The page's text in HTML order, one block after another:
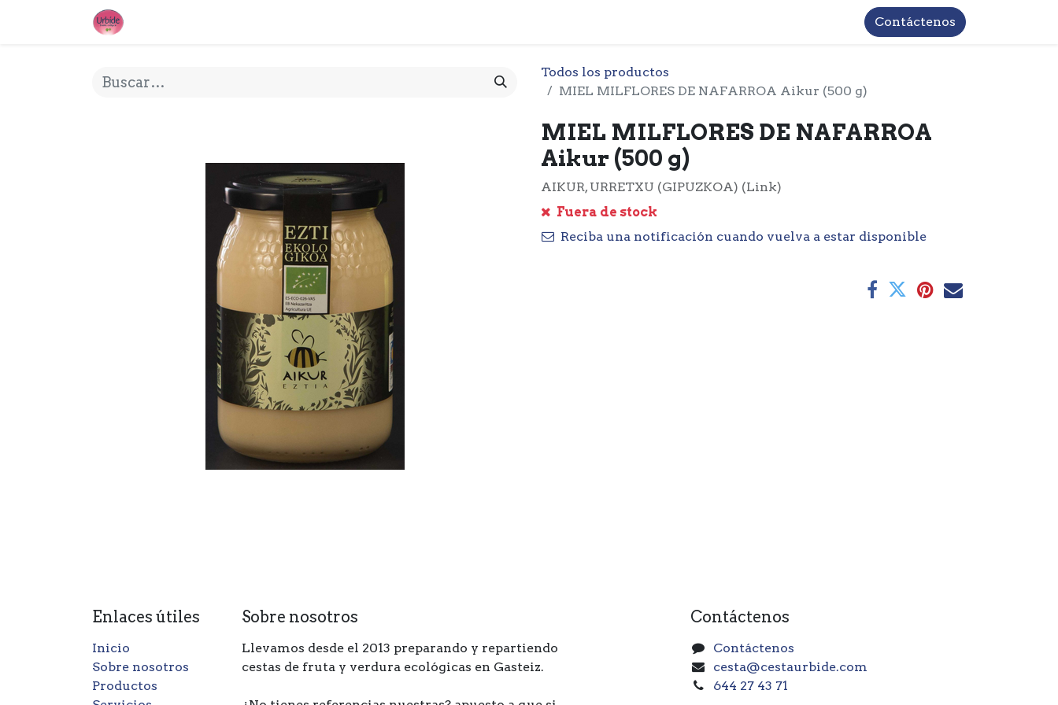
INFORMACIÓN BASICA LOPD
Contáctenos
Todos los productos
MIEL MILFLORES DE NAFARROA Aikur (500 g)
MIEL MILFLORES DE NAFARROA
Aikur (500 g)
AIKUR, URRETXU (GIPUZKOA) (Link)
Fuera de stock
Reciba una notificación cuando vuelva a estar disponible
Enlaces útiles
Inicio
Sobre nosotros
Productos
Sobre nosotros
Llevamos desde el 2013 preparando y repartiendo
cestas de fruta y verdura ecológicas en Gasteiz.
Contáctenos
Contáctenos
cesta@cestaurbide.com
644 27 43 71